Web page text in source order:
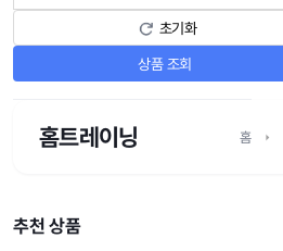
초기화
상품 조회
홈트레이닝 홈
추천 상품